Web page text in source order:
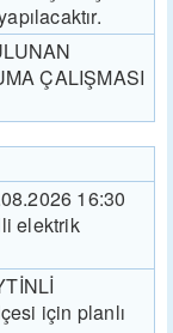
ÇALIŞMASI
16:30
elektrik
için planlı